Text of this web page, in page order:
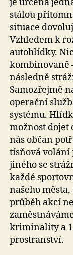
je určena
stálou
situace
Vzhledem k
autohlídky.
kombinovaně
následně
Samozřejmě
operační
systému.
možnost dojet
nás občan
tísňová volání
jiného se
každé
našeho
průběh akcí
kriminality a
prostranství.